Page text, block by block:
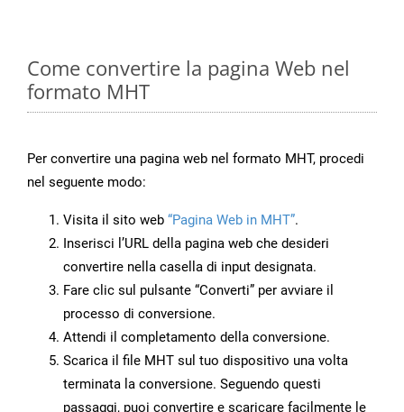
Come convertire la pagina Web nel
formato MHT
Per convertire una pagina web nel formato MHT, procedi
nel seguente modo:
Visita il sito web “Pagina Web in MHT”.
Inserisci l’URL della pagina web che desideri
convertire nella casella di input designata.
Fare clic sul pulsante “Converti” per avviare il
processo di conversione.
Attendi il completamento della conversione.
Scarica il file MHT sul tuo dispositivo una volta
terminata la conversione. Seguendo questi
passaggi, puoi convertire e scaricare facilmente le